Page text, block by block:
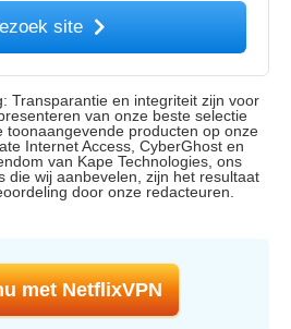
site
Transparantie en integriteit zijn voor
van onze beste selectie
toonaangevende producten op onze
Internet Access, CyberGhost en
van Kape Technologies, ons
die wij aanbevelen, zijn het resultaat
door onze redacteuren.
met NetflixVPN